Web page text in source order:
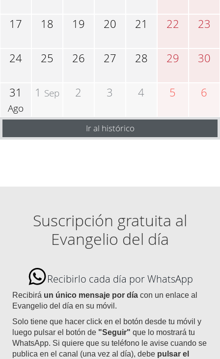
17 18 19 20 21 22 23
24 25 26 27 28 29 30
31
Ago
1 Sep 2 3 4 5 6
Ir al histórico
Suscripción gratuita al
Evangelio del día
Recibirlo cada día por WhatsApp
Recibirá un único mensaje por día con un enlace al
Evangelio del día en su móvil.
Solo tiene que hacer click en el botón desde tu móvil y
luego pulsar el botón de "Seguir" que lo mostrará tu
WhatsApp. Si quiere que su teléfono le avise cuando se
publica en el canal (una vez al día), debe pulsar el